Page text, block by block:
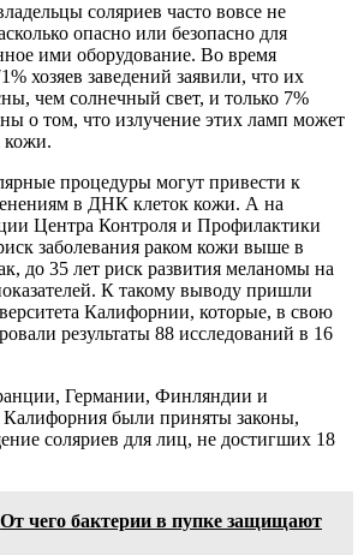
соляриев часто вовсе не
опасно или безопасно для
ими оборудование. Во время
хозяев заведений заявили, что их
чем солнечный свет, и только 7%
о том, что излучение этих ламп может
кожи.
процедуры могут привести к
в ДНК клеток кожи. А на
Центра Контроля и Профилактики
заболевания раком кожи выше в
до 35 лет риск развития меланомы на
К такому выводу пришли
Калифорнии, которые, в свою
результаты 88 исследований в 16
Германии, Финляндии и
Калифорния были приняты законы,
соляриев для лиц, не достигших 18
От чего бактерии в пупке защищают